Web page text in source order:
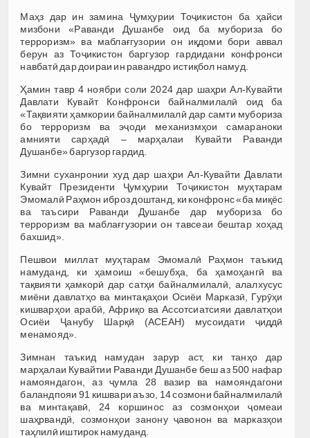
Маҳз дар ин замина Ҷумҳурии Тоҷикистон ба ҳайси
мизбони «Раванди Душанбе оид ба мубориза бо
терроризм» ва маблағгузории он иқдоми бори аввал
берун аз Тоҷикистон баргузор гардидани конфронси
навбатӣ дар доираи ин равандро истиқбол намуд.
Ҳамин тавр 4 ноябри соли 2024 дар шаҳри Ал-Кувайти
Давлати Кувайт Конфронси байналмилалӣ оид ба
«Тақвияти ҳамкории байналмилалӣ дар самти мубориза
бо терроризм ва эҷоди механизмҳои самараноки
амнияти сарҳадӣ – марҳалаи Кувайти Раванди
Душанбе» баргузор гардид.
Зимни суханронии худ дар шаҳри Ал-Кувайти Давлати
Кувайт Президенти Ҷумҳурии Тоҷикистон муҳтарам
Эмомалӣ Раҳмон иброз доштанд, ки конфронс «ба миқёс
ва таъсири Раванди Душанбе дар мубориза бо
терроризм ва маблағгузории он тавсеаи бештар хоҳад
бахшид».
Пешвои миллат муҳтарам Эмомалӣ Раҳмон таъкид
намуданд, ки ҳамоиш «бешубҳа, ба ҳамоҳангӣ ва
тақвияти ҳамкорӣ дар сатҳи байналмилалӣ, алалхусус
миёни давлатҳо ва минтақаҳои Осиёи Марказӣ, Гурӯҳи
кишварҳои арабӣ, Африқо ва Ассотсиатсияи давлатҳои
Осиёи Ҷанубу Шарқӣ (АСЕАН) мусоидати ҷиддӣ
менамояд».
Зимнан таъкид намудан зарур аст, ки танҳо дар
марҳалаи Кувайтии Раванди Душанбе беш аз 500 нафар
намояндагон, аз ҷумла 28 вазир ва намояндагони
баландпояи 91 кишвари аъзо, 14 созмони байналмилалӣ
ва минтақавӣ, 24 коршинос аз созмонҳои ҷомеаи
шаҳрвандӣ, созмонҳои занону ҷавонон ва марказҳои
таҳлилӣ иштирок намуданд.